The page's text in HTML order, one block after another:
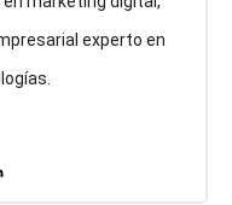
experto en